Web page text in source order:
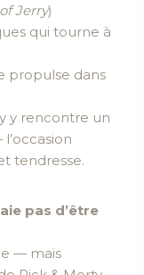
Jerry)
qui tourne à
propulse dans
y rencontre un
tendresse.
pas d’être
— mais